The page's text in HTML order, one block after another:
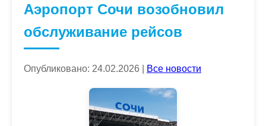
Аэропорт Сочи возобновил
обслуживание рейсов
Опубликовано: 24.02.2026 | Все новости